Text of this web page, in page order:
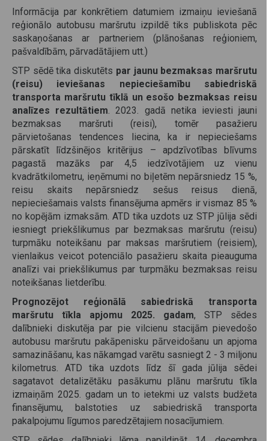
Informācija par konkrētiem datumiem izmaiņu ieviešanā
reģionālo autobusu maršrutu izpildē tiks publiskota pēc
saskaņošanas ar partneriem (plānošanas reģioniem,
pašvaldībām, pārvadātājiem utt.)
STP sēdē tika diskutēts par jaunu bezmaksas maršrutu
(reisu) ieviešanas nepieciešamību sabiedriskā
transporta maršrutu tīklā un esošo bezmaksas reisu
analīzes rezultātiem . 2023. gadā netika ieviesti jauni
bezmaksas maršruti (reisi), tomēr pasažieru
pārvietošanas tendences liecina, ka ir nepieciešams
pārskatīt līdzšinējos kritērijus – apdzīvotības blīvums
pagastā mazāks par 4,5 iedzīvotājiem uz vienu
kvadrātkilometru, ieņēmumi no biļetēm nepārsniedz 15 %,
reisu skaits nepārsniedz sešus reisus dienā,
nepieciešamais valsts finansējuma apmērs ir vismaz 85 %
no kopējām izmaksām. ATD tika uzdots uz STP jūlija sēdi
iesniegt priekšlikumus par bezmaksas maršrutu (reisu)
turpmāku noteikšanu par maksas maršrutiem (reisiem),
vienlaikus veicot potenciālo pasažieru skaita pieauguma
analīzi vai priekšlikumus par turpmāku bezmaksas reisu
noteikšanas lietderību.
Prognozējot reģionālā sabiedriskā transporta
maršrutu tīkla apjomu 2025. gadam, STP sēdes
dalībnieki diskutēja par pie vilcienu stacijām pievedošo
autobusu maršrutu pakāpenisku pārveidošanu un apjoma
samazināšanu, kas nākamgad varētu sasniegt 2 - 3 miljonu
kilometrus. ATD tika uzdots līdz šī gada jūlija sēdei
sagatavot detalizētāku pasākumu plānu maršrutu tīkla
izmaiņām 2025. gadam un to ietekmi uz valsts budžeta
finansējumu, balstoties uz sabiedriskā transporta
pakalpojumu līgumos paredzētajiem nosacījumiem.